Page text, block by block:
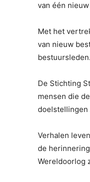
van één
Met het
van nieuw
bestuursleden.
De Stichting
mensen die
doelstellingen
Verhalen
de
Wereldoorlog